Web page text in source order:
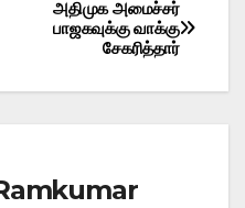
அதிமுக அமைச்சர்
பாஜகவுக்கு வாக்கு
சேகரித்தார்